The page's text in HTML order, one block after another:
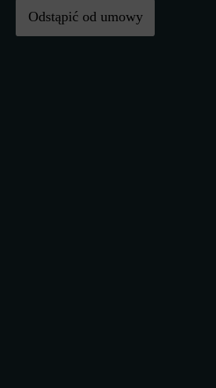
Odstąpić od umowy